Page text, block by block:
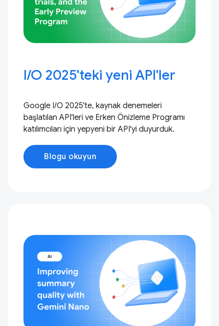
I / O 2025'teki yeni API'ler
Google I/O 2025'te, kaynak denemeleri
başlatılan API'leri ve Erken Önizleme Programı
katılımcıları için yepyeni bir API'yi duyurduk.
Blogu okuyun